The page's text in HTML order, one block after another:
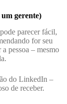
gerente)
parecer fácil,
for seu
pessoa – mesmo
do LinkedIn –
de receber.